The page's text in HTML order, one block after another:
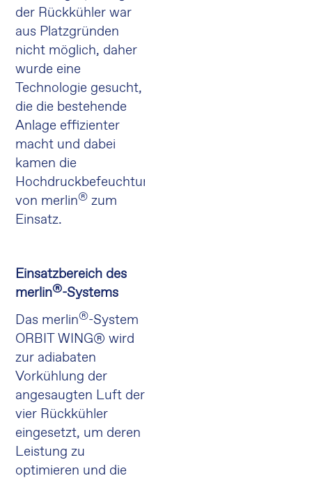
der Rückkühler war
aus Platzgründen
nicht möglich, daher
wurde eine
Technologie gesucht,
die die bestehende
Anlage effizienter
macht und dabei
kamen die
Hochdruckbefeuchtungssysteme
von merlin® zum
Einsatz.
Einsatzbereich des
merlin®-Systems
Das merlin®-System
ORBIT WING® wird
zur adiabaten
Vorkühlung der
angesaugten Luft der
vier Rückkühler
eingesetzt, um deren
Leistung zu
optimieren und die